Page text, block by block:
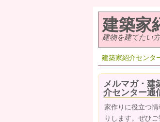
建築家
建物を建てたい
建築家紹介センタ
メルマガ・建
介センター通
家作りに役立つ
りします。ぜひ